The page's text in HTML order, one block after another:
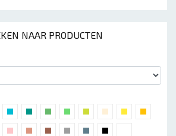
NAAR PRODUCTEN